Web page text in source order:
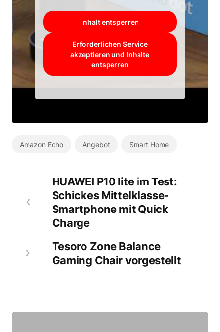
Inhalt entsperren
Erforderlichen Service
akzeptieren und Inhalte
entsperren
Amazon Echo Angebot Smart Home
HUAWEI P10 lite im Test:
Schickes Mittelklasse-
Smartphone mit Quick
Charge
Tesoro Zone Balance
Gaming Chair vorgestellt